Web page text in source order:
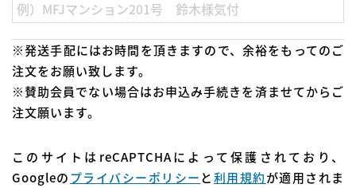
※発送手配にはお時間を頂きますので、余裕をもってのご
注文をお願い致します。
※賛助会員でない場合はお申込み手続きを済ませてからご
注文願います。
このサイトはreCAPTCHAによって保護されており、
Googleのプライバシーポリシーと 利用規約が適用されま